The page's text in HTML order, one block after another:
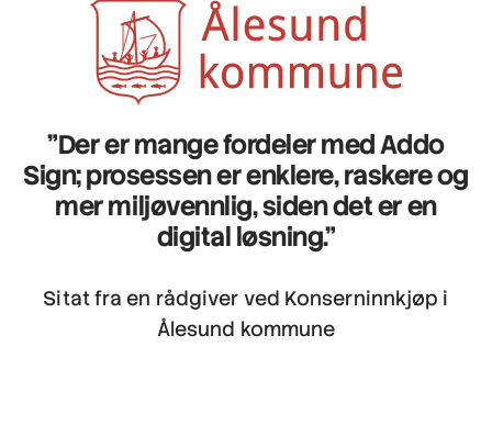
"Der er mange fordeler med Addo
Sign;prosessen er enklere, raskere og
mer miljøvennlig, siden det er en
digital løsning."
Sitat fra en rådgiver ved Konserninnkjøp i
Ålesund kommune